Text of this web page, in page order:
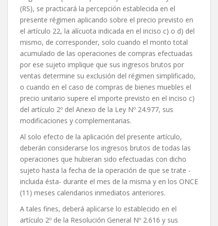
(RS), se practicará la percepción establecida en el
presente régimen aplicando sobre el precio previsto en
el artículo 22, la alícuota indicada en el inciso c) o d) del
mismo, de corresponder, solo cuando el monto total
acumulado de las operaciones de compras efectuadas
por ese sujeto implique que sus ingresos brutos por
ventas determine su exclusión del régimen simplificado,
o cuando en el caso de compras de bienes muebles el
precio unitario supere el importe previsto en el inciso c)
del artículo 2º del Anexo de la Ley Nº 24.977, sus
modificaciones y complementarias.
Al solo efecto de la aplicación del presente artículo,
deberán considerarse los ingresos brutos de todas las
operaciones que hubieran sido efectuadas con dicho
sujeto hasta la fecha de la operación de que se trate -
incluida ésta- durante el mes de la misma y en los ONCE
(11) meses calendarios inmediatos anteriores.
A tales fines, deberá aplicarse lo establecido en el
artículo 2º de la Resolución General Nº 2.616 y sus